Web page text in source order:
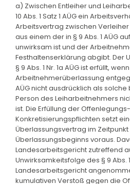
a) Zwischen Entleiher und
10 Abs. 1 Satz 1 AÜG ein
Arbeitsvertrag zwischen
aus einem der in § 9 Abs. 1 AÜG
unwirksam ist und der
Festhaltenserklärung abgibt. Der
§ 9 Abs. 1 Nr. 1a AÜG ist erfüllt,
Arbeitnehmerüberlassung
AÜG nicht ausdrücklich als
Person des Leiharbeitnehmers
ist. Die Erfüllung der
Konkretisierungspflichten setzt
Überlassungsvertrag im Zeitpunkt
Überlassungsbeginns voraus.
Landesarbeitsgericht zutreffend
Unwirksamkeitsfolge des § 9 Abs.
Landesarbeitsgericht
kumulativen Verstoß gegen die